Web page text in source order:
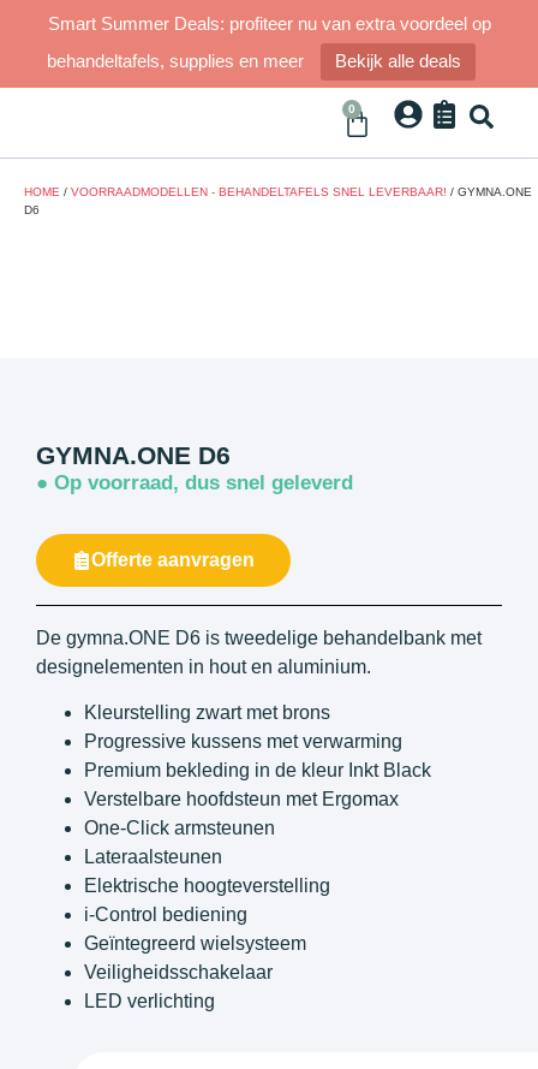
Smart Summer Deals: profiteer nu van extra voordeel op
behandeltafels, supplies en meer
Bekijk alle deals
0
HOME / VOORRAADMODELLEN - BEHANDELTAFELS SNEL LEVERBAAR! / GYMNA.ONE
D6
GYMNA.ONE D6
● Op voorraad, dus snel geleverd
Offerte aanvragen
De gymna.ONE D6 is tweedelige behandelbank met
designelementen in hout en aluminium.
Kleurstelling zwart met brons
Progressive kussens met verwarming
Premium bekleding in de kleur Inkt Black
Verstelbare hoofdsteun met Ergomax
One-Click armsteunen
Lateraalsteunen
Elektrische hoogteverstelling
i-Control bediening
Geïntegreerd wielsysteem
Veiligheidsschakelaar
LED verlichting